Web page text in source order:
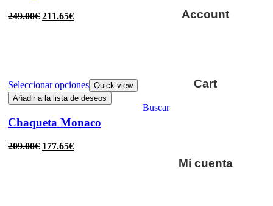
249.00€ 211.65€
Seleccionar opciones Quick view
Añadir a la lista de deseos
Chaqueta Monaco
209.00€ 177.65€
Account
Cart
Buscar
Mi cuenta